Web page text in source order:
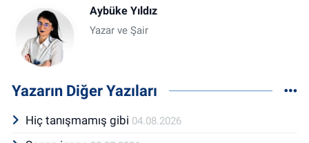
Aybüke Yıldız
Yazar ve Şair
Yazarın Diğer Yazıları
Hiç tanışmamış gibi 04.08.2026